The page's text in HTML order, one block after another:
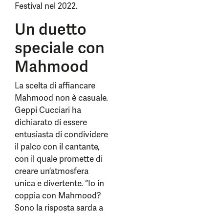
Festival nel 2022.
Un duetto
speciale con
Mahmood
La scelta di affiancare
Mahmood non è casuale.
Geppi Cucciari ha
dichiarato di essere
entusiasta di condividere
il palco con il cantante,
con il quale promette di
creare un’atmosfera
unica e divertente. “Io in
coppia con Mahmood?
Sono la risposta sarda a